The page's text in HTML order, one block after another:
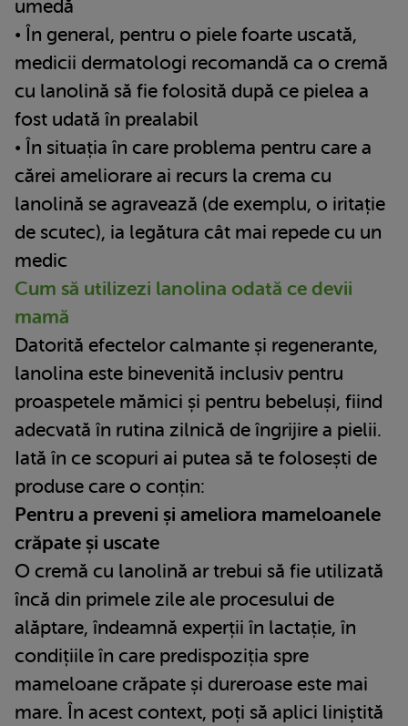
umedă
• În general, pentru o piele foarte uscată,
medicii dermatologi recomandă ca o cremă
cu lanolină să fie folosită după ce pielea a
fost udată în prealabil
• În situația în care problema pentru care a
cărei ameliorare ai recurs la crema cu
lanolină se agravează (de exemplu, o iritație
de scutec), ia legătura cât mai repede cu un
medic
Cum să utilizezi lanolina odată ce devii
mamă
Datorită efectelor calmante și regenerante,
lanolina este binevenită inclusiv pentru
proaspetele mămici și pentru bebeluși, fiind
adecvată în rutina zilnică de îngrijire a pielii.
Iată în ce scopuri ai putea să te folosești de
produse care o conțin:
Pentru a preveni și ameliora mameloanele
crăpate și uscate
O cremă cu lanolină ar trebui să fie utilizată
încă din primele zile ale procesului de
alăptare, îndeamnă experții în lactație, în
condițiile în care predispoziția spre
mameloane crăpate și dureroase este mai
mare. În acest context, poți să aplici liniștită